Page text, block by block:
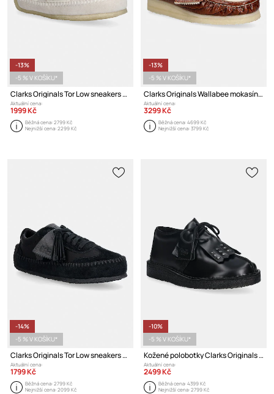
-13%
-5 % V KOŠÍKU*
Clarks Originals Tor Low sneakers boty dámské kožené
Aktuální cena:
1999 Kč
Běžná cena:2799 Kč
Nejnižší cena:2299 Kč
-13%
-5 % V KOŠÍKU*
Clarks Originals Wallabee mokasíny dámské kožené
Aktuální cena:
3299 Kč
Běžná cena:4699 Kč
Nejnižší cena:3799 Kč
-14%
-5 % V KOŠÍKU*
Clarks Originals Tor Low sneakers boty dámské semišové
Aktuální cena:
1799 Kč
Běžná cena:2799 Kč
Nejnižší cena:2099 Kč
-10%
-5 % V KOŠÍKU*
Kožené polobotky Clarks Originals Desert Trek
Aktuální cena:
2499 Kč
Běžná cena:4399 Kč
Nejnižší cena:2799 Kč